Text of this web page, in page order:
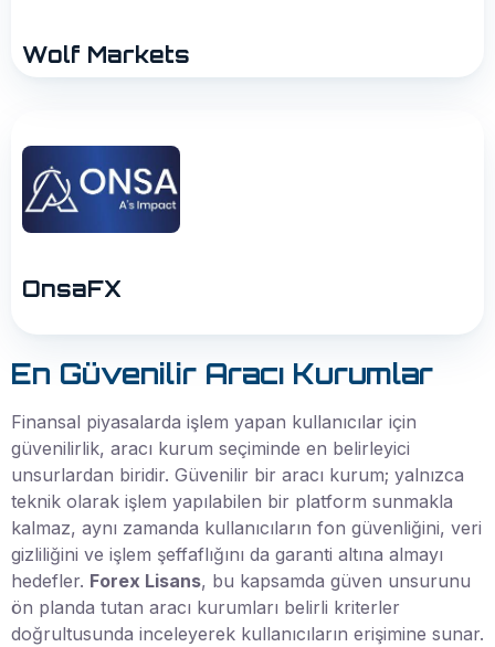
Wolf Markets
OnsaFX
En Güvenilir Aracı Kurumlar
Finansal piyasalarda işlem yapan kullanıcılar için
güvenilirlik, aracı kurum seçiminde en belirleyici
unsurlardan biridir. Güvenilir bir aracı kurum; yalnızca
teknik olarak işlem yapılabilen bir platform sunmakla
kalmaz, aynı zamanda kullanıcıların fon güvenliğini, veri
gizliliğini ve işlem şeffaflığını da garanti altına almayı
hedefler. Forex Lisans, bu kapsamda güven unsurunu
ön planda tutan aracı kurumları belirli kriterler
doğrultusunda inceleyerek kullanıcıların erişimine sunar.